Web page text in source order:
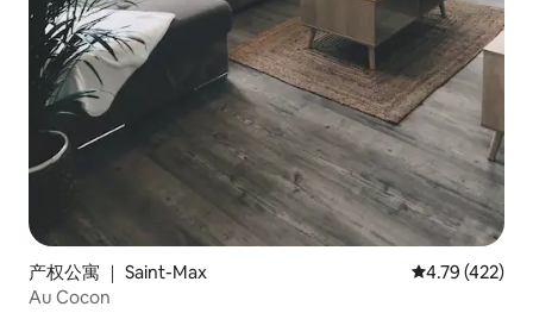
产权公寓 ｜ Saint-Max 平均评分 4.79
4.79 (422)
Au Cocon